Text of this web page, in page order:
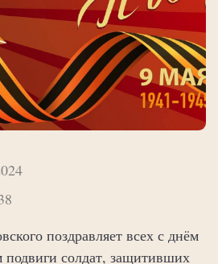
поздравляет всех с днём
солдат, защитивших